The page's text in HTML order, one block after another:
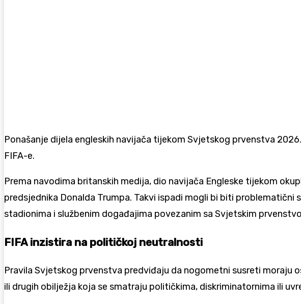
Ponašanje dijela engleskih navijača tijekom Svjetskog prvenstva
FIFA-e.
Prema navodima britanskih medija, dio navijača Engleske tijekom
predsjednika Donalda Trumpa. Takvi ispadi mogli bi biti
stadionima i službenim događajima povezanim sa Svjetskim
FIFA inzistira na političkoj neutralnosti
Pravila Svjetskog prvenstva predviđaju da nogometni susreti
ili drugih obilježja koja se smatraju političkima, diskriminatornima ili